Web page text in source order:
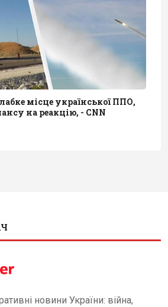
місце української ППО,
на реакцію, - CNN
новини України: війна,